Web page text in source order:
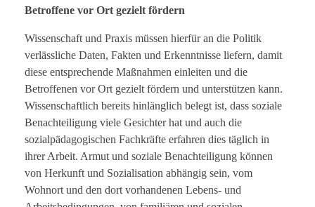
Betroffene vor Ort gezielt fördern
Wissenschaft und Praxis müssen hierfür an die Politik
verlässliche Daten, Fakten und Erkenntnisse liefern, damit
diese entsprechende Maßnahmen einleiten und die
Betroffenen vor Ort gezielt fördern und unterstützen kann.
Wissenschaftlich bereits hinlänglich belegt ist, dass soziale
Benachteiligung viele Gesichter hat und auch die
sozialpädagogischen Fachkräfte erfahren dies täglich in
ihrer Arbeit. Armut und soziale Benachteiligung können
von Herkunft und Sozialisation abhängig sein, vom
Wohnort und den dort vorhandenen Lebens- und